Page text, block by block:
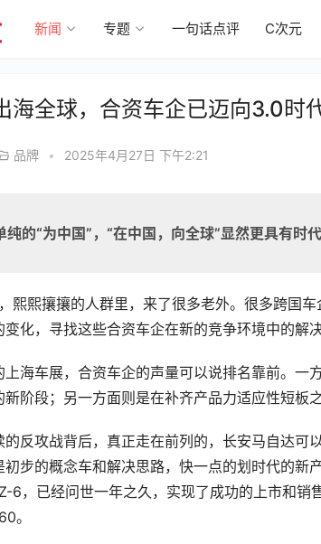
新闻 专题 一句话点评 C次元
海全球，合资车企已迈向3.0时
品牌 • 2025年4月27日 下午2:21
纯的“为中国”，“在中国，向全球”显然更具有时代
熙熙攘攘的人群里，来了很多老外。很多跨国
化，寻找这些合资车企在新的竞争环境中的解决
上海车展，合资车企的声量可以说排名靠前。一
阶段；另一方面则是在补齐产品力适应性短板
的反攻战背后，真正走在前列的，长安马自达可
初步的概念车和解决思路，快一点的划时代的新
6，已经问世一年之久，实现了成功的上市和
。